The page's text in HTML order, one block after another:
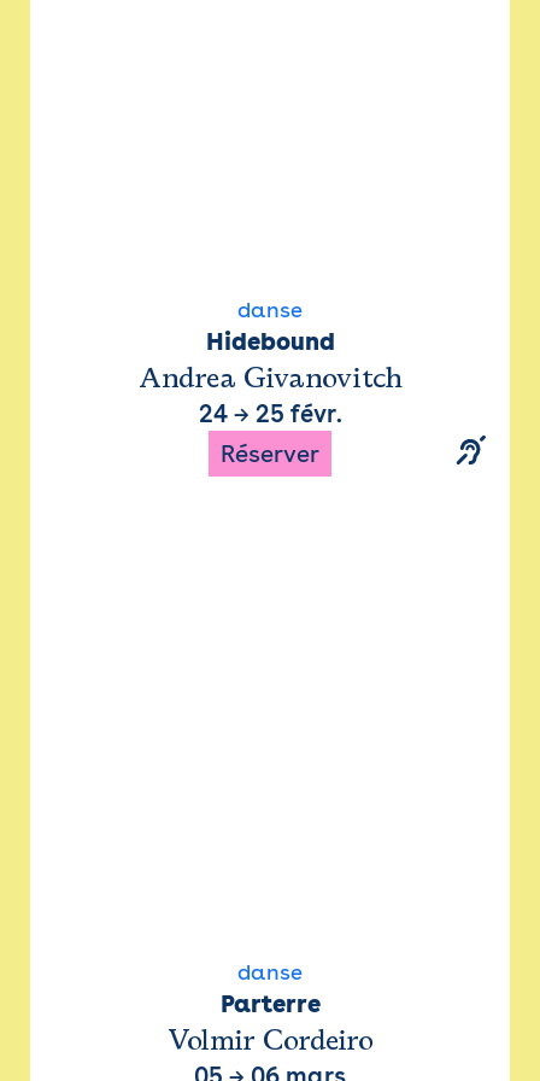
danse
Hidebound
Andrea Givanovitch
24→ 25 févr.
Réserver
danse
Parterre
Volmir Cordeiro